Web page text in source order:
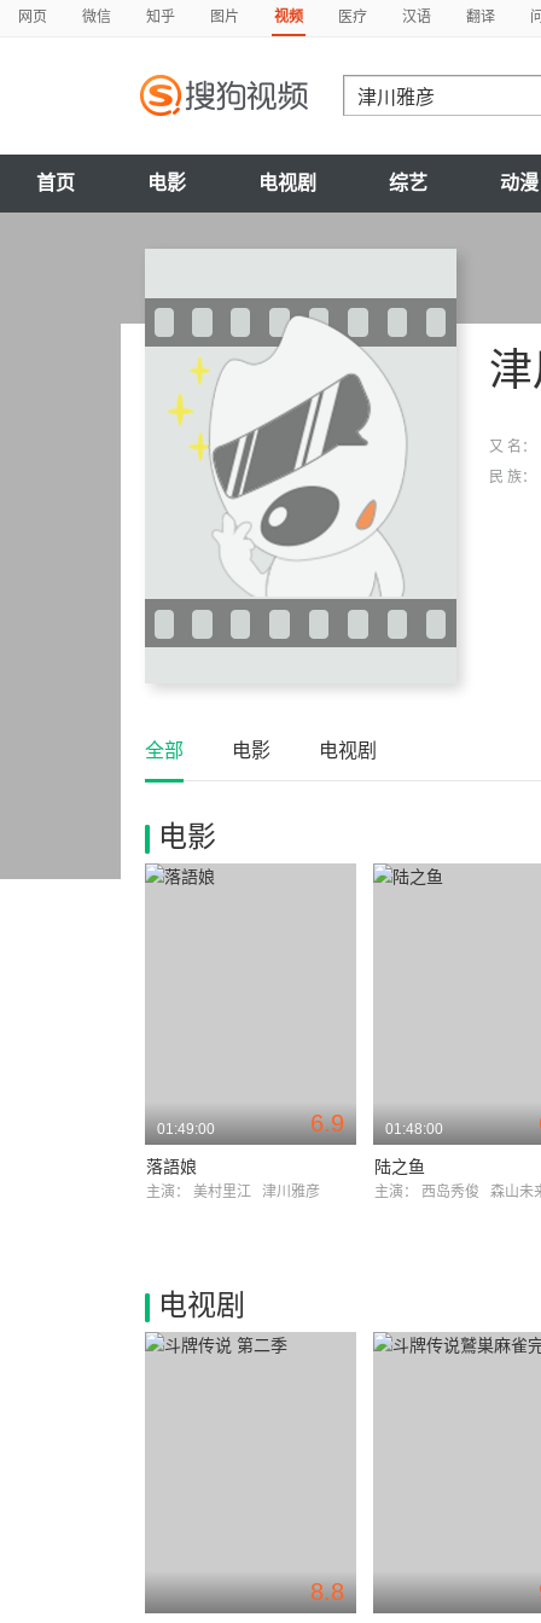
网页 微信 知乎 图片 视频 医疗 汉语 翻译
首页 电影 电视剧 综艺 动漫
又 名：
民 族：
全部 电影 电视剧
电影
6.9
01:49:00
落語娘
主演： 美村里江 津川雅彦
01:48:00
陆之鱼
主演： 西岛秀俊 森山
电视剧
8.8